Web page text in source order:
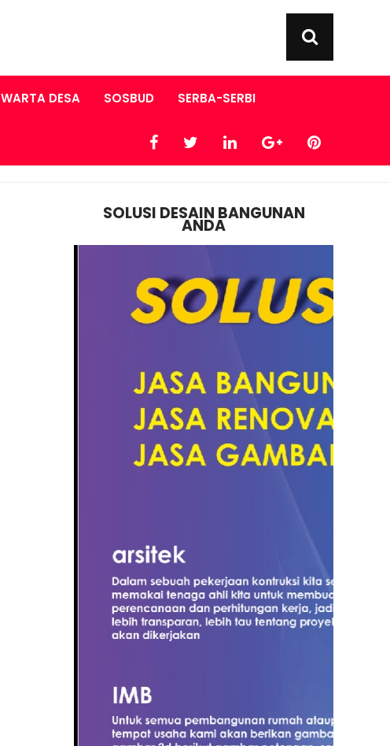
WARTA DESA SOSBUD SERBA-SERBI
SOLUSI DESAIN BANGUNAN
ANDA